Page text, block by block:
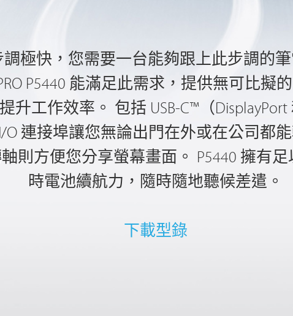
極快，您需要一台能夠跟上此步調的
P5440 能滿足此需求，提供無可比擬
升工作效率。 包括 USB-C™（DisplayPort
O 連接埠讓您無論出門在外或在公司都
則方便您分享螢幕畫面。 P5440 擁有
時電池續航力，隨時隨地聽候差遣。
下載型錄